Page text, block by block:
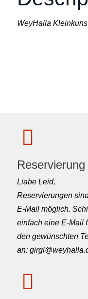
WeyHalla
Reservierung
Liabe Leid,
Reservierungen
E-Mail möglich.
einfach eine E-Mail
den gewünschten
an: